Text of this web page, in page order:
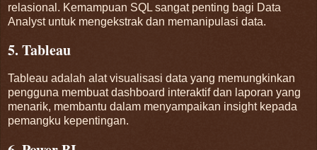
relasional. Kemampuan SQL sangat penting bagi Data
Analyst untuk mengekstrak dan memanipulasi data.
5. Tableau
Tableau adalah alat visualisasi data yang memungkinkan
pengguna membuat dashboard interaktif dan laporan yang
menarik, membantu dalam menyampaikan insight kepada
pemangku kepentingan.